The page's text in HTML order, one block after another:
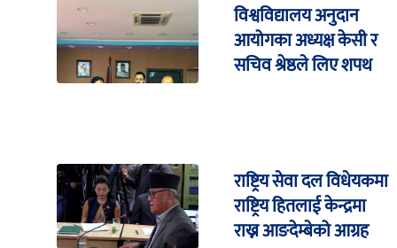
विश्वविद्यालय अनुदान
आयोगका अध्यक्ष केसी र
सचिव श्रेष्ठले लिए शपथ
राष्ट्रिय सेवा दल विधेयकमा
राष्ट्रिय हितलाई केन्द्रमा
राख्न आङदेम्बेको आग्रह